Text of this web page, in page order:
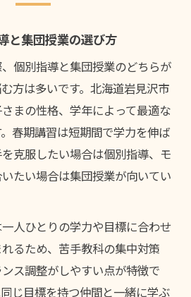
と集団授業の選び方
個別指導と集団授業のどちらが
方は多いです。北海道岩見沢市
まの性格、学年によって最適な
春期講習は短期間で学力を伸ば
克服したい場合は個別指導、モ
たい場合は集団授業が向いてい
人ひとりの学力や目標に合わせ
るため、苦手教科の集中対策
ス調整がしやすい点が特徴で
じ目標を持つ仲間と一緒に学ぶ